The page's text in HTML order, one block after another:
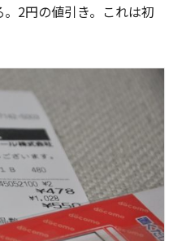
2円の値引き。これは初